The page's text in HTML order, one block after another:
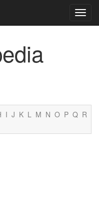
I J K L M N O P Q R